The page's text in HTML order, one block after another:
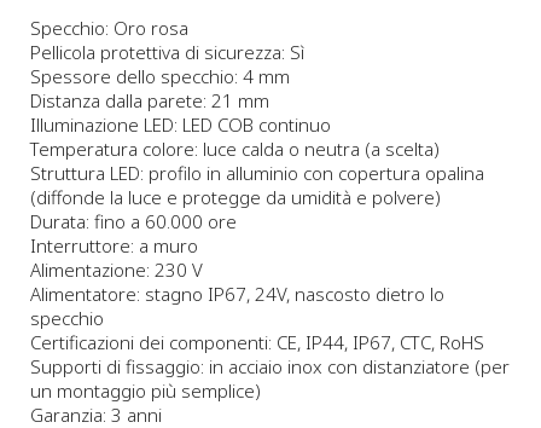
Specchio: Oro rosa
Pellicola protettiva di sicurezza: Sì
Spessore dello specchio: 4 mm
Distanza dalla parete: 21 mm
Illuminazione LED: LED COB continuo
Temperatura colore: luce calda o neutra (a scelta)
Struttura LED: profilo in alluminio con copertura opalina
(diffonde la luce e protegge da umidità e polvere)
Durata: fino a 60.000 ore
Interruttore: a muro
Alimentazione: 230 V
Alimentatore: stagno IP67, 24V, nascosto dietro lo
specchio
Certificazioni dei componenti: CE, IP44, IP67, CTC, RoHS
Supporti di fissaggio: in acciaio inox con distanziatore (per
un montaggio più semplice)
Garanzia: 3 anni